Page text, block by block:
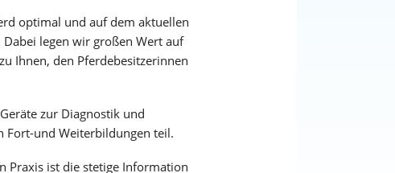
optimal und auf dem aktuellen
legen wir großen Wert auf
Ihnen, den Pferdebesitzerinnen
zur Diagnostik und
Fort-und Weiterbildungen teil.
Praxis ist die stetige Information